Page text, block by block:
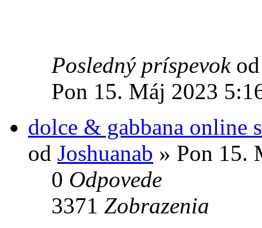
Posledný príspevok
Pon 15. Máj 2023
dolce & gabbana online
od Joshuanab » Pon 15.
0 Odpovede
3371 Zobrazenia